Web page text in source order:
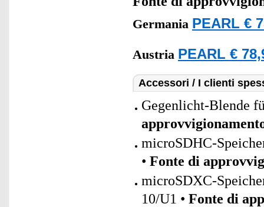
Germania PEARL €
Austria PEARL €
Accessori / I clienti
Gegenlicht-Blende
microSDHC-
• Fonte di
microSDXC-
10/U1 • Fonte di